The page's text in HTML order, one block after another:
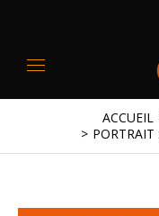
Vous êtes ici :ACCUEIL